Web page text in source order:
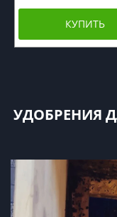
КУПИТЬ
УДОБРЕНИЯ